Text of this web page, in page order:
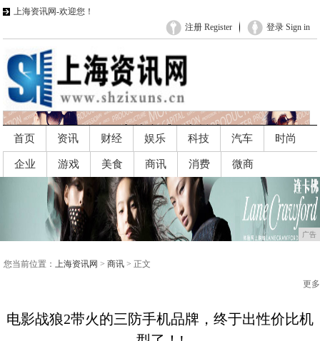
上海资讯网-欢迎您！
登录 Sign in
注册 Register
首页 资讯 财经 娱乐 科技 汽车 时尚
企业 游戏 美食 商讯 消费 微商
广告
您当前位置： 上海资讯网 > 商讯 > 正文
更多
电影战狼2带火的三防手机品牌，终于出性价比机